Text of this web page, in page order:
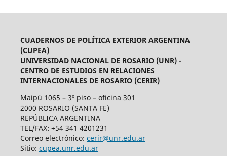
CUADERNOS DE POLÍTICA EXTERIOR ARGENTINA
(CUPEA)
UNIVERSIDAD NACIONAL DE ROSARIO (UNR) -
CENTRO DE ESTUDIOS EN RELACIONES
INTERNACIONALES DE ROSARIO (CERIR)
Maipú 1065 – 3º piso – oficina 301
2000 ROSARIO (SANTA FE)
REPÚBLICA ARGENTINA
TEL/FAX: +54 341 4201231
Correo electrónico: cerir@unr.edu.ar
Sitio: cupea.unr.edu.ar